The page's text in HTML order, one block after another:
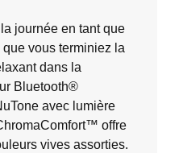
journée en tant que
que vous terminiez la
dans la
Bluetooth®
avec lumière
offre
vives assorties.